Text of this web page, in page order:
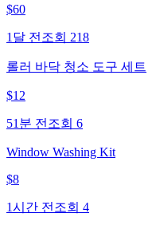
$60
1달 전 조회 218
롤러 바닥 청소 도구 세트
$12
51분 전 조회 6
Window Washing Kit
$8
1시간 전 조회 4